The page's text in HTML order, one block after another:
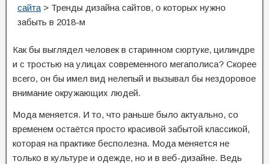
сайта > Тренды дизайна сайтов, о которых нужно
забыть в 2018-м
Как бы выглядел человек в старинном сюртуке, цилиндре
и с тростью на улицах современного мегаполиса? Скорее
всего, он бы имел вид нелепый и вызывал бы нездоровое
внимание окружающих людей.
Мода меняется. И то, что раньше было актуально, со
временем остаётся просто красивой забытой классикой,
которая на практике бесполезна. Мода меняется не
только в культуре и одежде, но и в веб-дизайне. Ведь